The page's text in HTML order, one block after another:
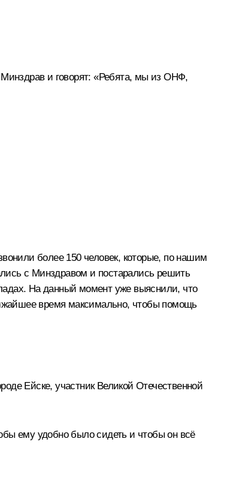
и говорят: «Ребята, мы из ОНФ,
более 150 человек, которые, по нашим
с Минздравом и постарались решить
На данный момент уже выяснили, что
время максимально, чтобы помощь
Ейске, участник Великой Отечественной
ему удобно было сидеть и чтобы он всё